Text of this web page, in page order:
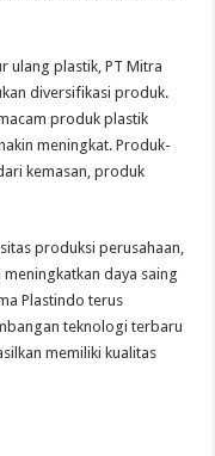
ulang plastik, PT Mitra
diversifikasi produk.
produk plastik
meningkat. Produk-
kemasan, produk
produksi perusahaan,
daya saing
Plastindo terus
teknologi terbaru
memiliki kualitas